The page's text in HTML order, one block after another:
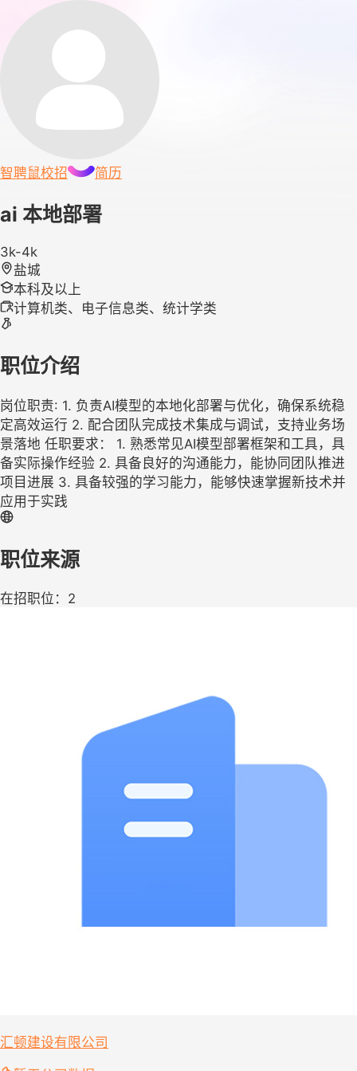
智聘鼠校招 简历
ai 本地部署
3k-4k
盐城
本科及以上
计算机类、电子信息类、统计学类
职位介绍
岗位职责: 1. 负责AI模型的本地化部署与优化，确保系统稳
定高效运行 2. 配合团队完成技术集成与调试，支持业务场
景落地 任职要求： 1. 熟悉常见AI模型部署框架和工具，具
备实际操作经验 2. 具备良好的沟通能力，能协同团队推进
项目进展 3. 具备较强的学习能力，能够快速掌握新技术并
应用于实践
职位来源
在招职位：2
汇顿建设有限公司